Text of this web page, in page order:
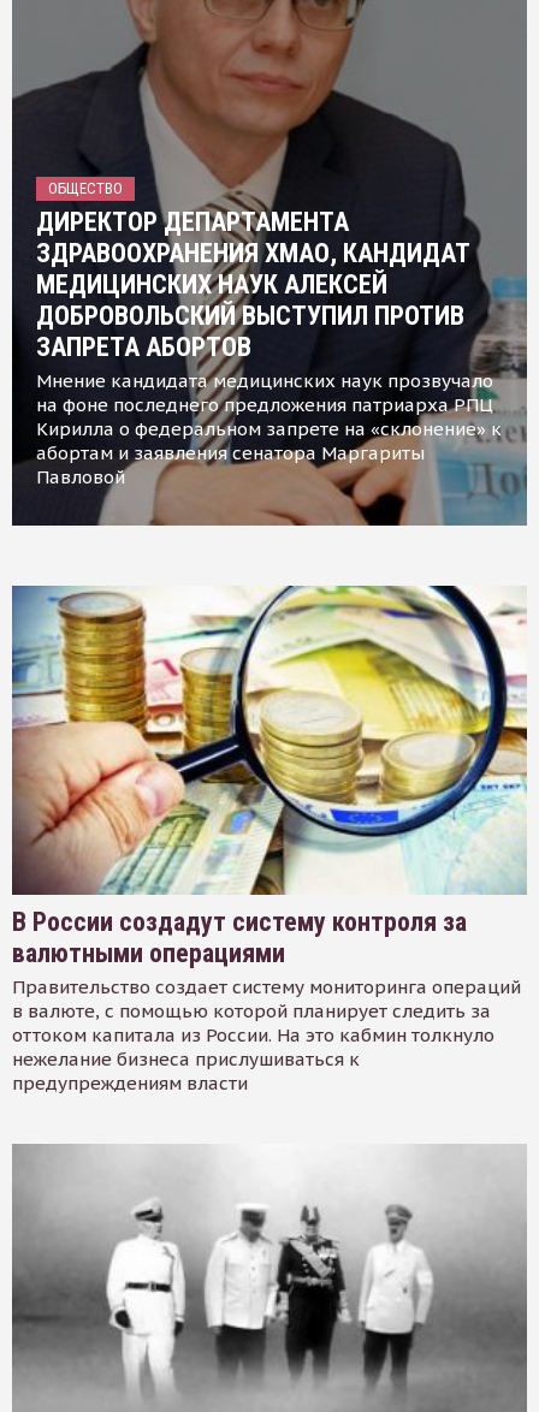
ОБЩЕСТВО
ДИРЕКТОР ДЕПАРТАМЕНТА
ЗДРАВООХРАНЕНИЯ ХМАО, КАНДИДАТ
МЕДИЦИНСКИХ НАУК АЛЕКСЕЙ
ДОБРОВОЛЬСКИЙ ВЫСТУПИЛ ПРОТИВ
ЗАПРЕТА АБОРТОВ
Мнение кандидата медицинских наук прозвучало
на фоне последнего предложения патриарха РПЦ
Кирилла о федеральном запрете на «склонение» к
абортам и заявления сенатора Маргариты
Павловой
В России создадут систему контроля за
валютными операциями
Правительство создает систему мониторинга операций
в валюте, с помощью которой планирует следить за
оттоком капитала из России. На это кабмин толкнуло
нежелание бизнеса прислушиваться к
предупреждениям власти